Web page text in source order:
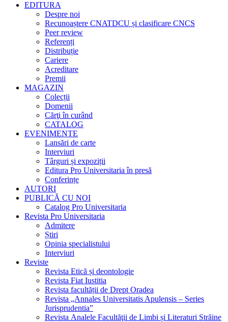
EDITURA
Despre noi
Recunoaștere CNATDCU și clasificare CNCS
Peer review
Referenți
Distribuție
Cariere
Acreditare
Premii
MAGAZIN
Colecții
Domenii
Cărţi în curând
CATALOG
EVENIMENTE
Lansări de carte
Interviuri
Târguri și expoziții
Editura Pro Universitaria în presă
Conferințe
AUTORI
PUBLICĂ CU NOI
Catalog Pro Universitaria
Revista Pro Universitaria
Admitere
Știri
Opinia specialistului
Interviuri
Reviste
Revista Etică și deontologie
Revista Fiat Iustitia
Revista facultății de Drept Oradea
Revista „Annales Universitatis Apulensis – Series
Jurisprudentia”
Revista Analele Facultăţii de Limbi și Literaturi Străine